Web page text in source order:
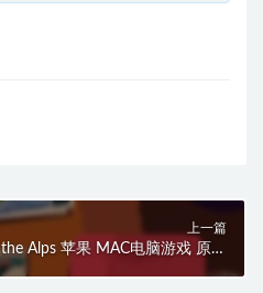
上一篇
Alps 苹果 MAC电脑游戏 原生